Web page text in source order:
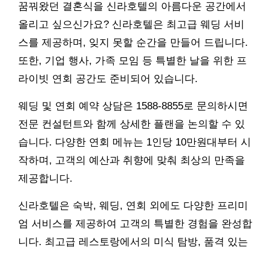
꿈꿔왔던 결혼식을 신라호텔의 아름다운 공간에서
올리고 싶으신가요? 신라호텔은 최고급 웨딩 서비
스를 제공하며, 잊지 못할 순간을 만들어 드립니다.
또한, 기업 행사, 가족 모임 등 특별한 날을 위한 프
라이빗 연회 공간도 준비되어 있습니다.
웨딩 및 연회 예약 상담은 1588-8855로 문의하시면
전문 컨설턴트와 함께 상세한 플랜을 논의할 수 있
습니다. 다양한 연회 메뉴는 1인당 10만원대부터 시
작하며, 고객의 예산과 취향에 맞춰 최상의 만족을
제공합니다.
신라호텔은 숙박, 웨딩, 연회 외에도 다양한 프리미
엄 서비스를 제공하여 고객의 특별한 경험을 완성합
니다. 최고급 레스토랑에서의 미식 탐방, 품격 있는